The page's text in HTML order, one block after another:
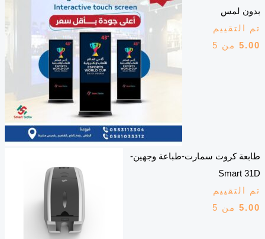
بدون لمس
تم التقييم
5.00من 5
طابعة كروت سمارت-طباعة وجهين-
Smart 31D
تم التقييم
5.00من 5